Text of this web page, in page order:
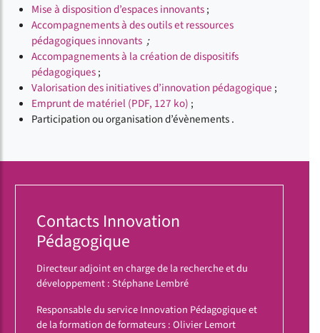
Mise à disposition d’espaces innovants;
Accompagnements à des outils et ressources
pédagogiques innovants ;
Accompagnements à la création de dispositifs
pédagogiques;
Valorisation des initiatives d’innovation pédagogique ;
Emprunt de matériel (PDF, 127 ko) ;
Participation ou organisation d’évènements .
Contacts Innovation
Pédagogique
Directeur adjoint en charge de la recherche et du
développement : Stéphane Lembré
Responsable du service Innovation Pédagogique et
de la formation de formateurs : Olivier Lemort